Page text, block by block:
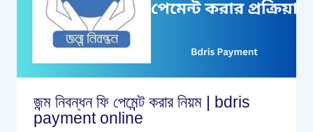
জন্ম নিবন্ধন ফি পেমেন্ট করার নিয়ম | bdris
payment online